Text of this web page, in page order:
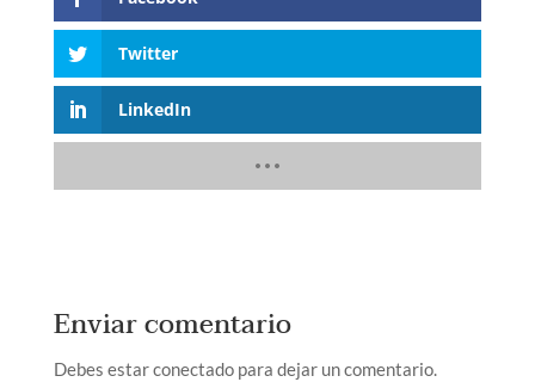
Twitter
LinkedIn
Enviar comentario
Debes estar conectado para dejar un comentario.